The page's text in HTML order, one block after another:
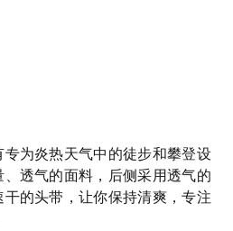
为炎热天气中的徒步和攀登设
透气的面料，后侧采用透气的
的头带，让你保持清爽，专注